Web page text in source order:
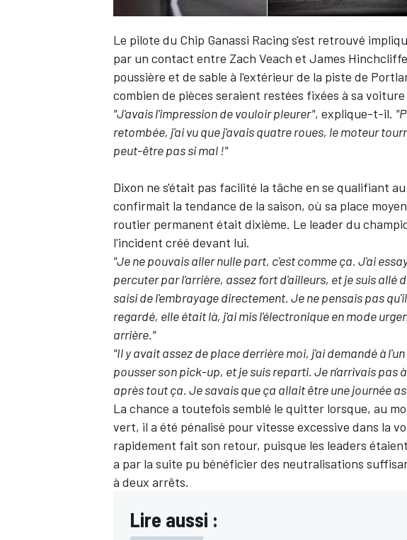
Le pilote du Chip Ganassi Racing s'est retrouvé
par un contact entre Zach Veach et James
poussière et de sable à l'extérieur de la piste de
combien de pièces seraient restées fixées à sa
"J'avais l'impression de vouloir pleurer", explique-t-il.
retombée, j'ai vu que j'avais quatre roues, le moteur
peut-être pas si mal !"
Dixon ne s'était pas facilité la tâche en se qualifiant
confirmait la tendance de la saison, où sa place
routier permanent était dixième. Le leader du
l'incident créé devant lui.
"Je ne pouvais aller nulle part, c'est comme ça. J'ai
percuter par l'arrière, assez fort d'ailleurs, et je suis allé
saisi de l'embrayage directement. Je ne pensais pas
regardé, elle était là, j'ai mis l'électronique en mode
arrière."
"Il y avait assez de place derrière moi, j'ai demandé à
pousser son pick-up, et je suis reparti. Je n'arrivais
après tout ça. Je savais que ça allait être une journée
La chance a toutefois semblé le quitter lorsque, au
vert, il a été pénalisé pour vitesse excessive dans la
rapidement fait son retour, puisque les leaders
a par la suite pu bénéficier des neutralisations
à deux arrêts.
Lire aussi :